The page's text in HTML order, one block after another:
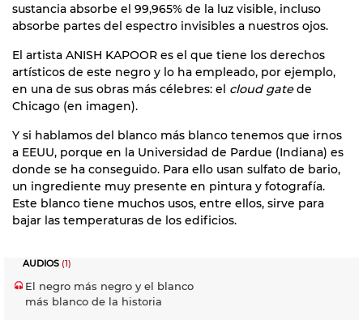
sustancia absorbe el 99,965% de la luz visible, incluso
absorbe partes del espectro invisibles a nuestros ojos.
El artista ANISH KAPOOR es el que tiene los derechos
artísticos de este negro y lo ha empleado, por ejemplo,
en una de sus obras más célebres: el cloud gatede
Chicago (en imagen).
Y si hablamos del blanco más blanco tenemos que irnos
a EEUU, porque en la Universidad de Pardue (Indiana) es
donde se ha conseguido. Para ello usan sulfato de bario,
un ingrediente muy presente en pintura y fotografía.
Este blanco tiene muchos usos, entre ellos, sirve para
bajar las temperaturas de los edificios.
AUDIOS (1)
El negro más negro y el blanco
más blanco de la historia